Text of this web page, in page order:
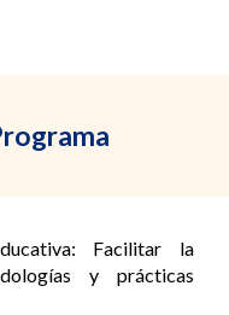
Facilitar la
y prácticas